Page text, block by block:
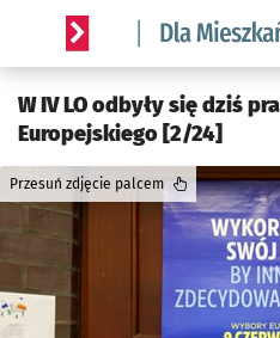
Serwis informacyjny
W IV LO odbyły się dziś
Europejskiego [2/24]
Przesuń zdjęcie palcem